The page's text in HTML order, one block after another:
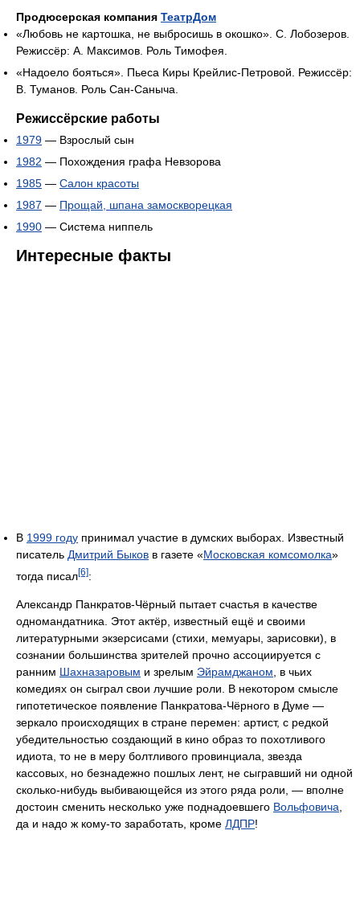
Продюсерская компания ТеатрДом
«Любовь не картошка, не выбросишь в окошко». С. Лобозеров.
Режиссёр: А. Максимов. Роль Тимофея.
«Надоело бояться». Пьеса Киры Крейлис-Петровой. Режиссёр:
В. Туманов. Роль Сан-Саныча.
Режиссёрские работы
1979 — Взрослый сын
1982 — Похождения графа Невзорова
1985 — Салон красоты
1987 — Прощай, шпана замоскворецкая
1990 — Система ниппель
Интересные факты
В 1999 году принимал участие в думских выборах. Известный
писатель Дмитрий Быков в газете «Московская комсомолка»
тогда писал[6]:
Александр Панкратов-Чёрный пытает счастья в качестве
одномандатника. Этот актёр, известный ещё и своими
литературными экзерсисами (стихи, мемуары, зарисовки), в
сознании большинства зрителей прочно ассоциируется с
ранним Шахназаровым и зрелым Эйрамджаном, в чьих
комедиях он сыграл свои лучшие роли. В некотором смысле
гипотетическое появление Панкратова-Чёрного в Думе —
зеркало происходящих в стране перемен: артист, с редкой
убедительностью создающий в кино образ то похотливого
идиота, то не в меру болтливого провинциала, звезда
кассовых, но безнадежно пошлых лент, не сыгравший ни одной
сколько-нибудь выбивающейся из этого ряда роли, — вполне
достоин сменить несколько уже поднадоевшего Вольфовича,
да и надо ж кому-то заработать, кроме ЛДПР!